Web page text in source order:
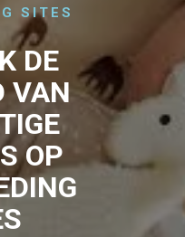
SITES
DE
VAN
OP